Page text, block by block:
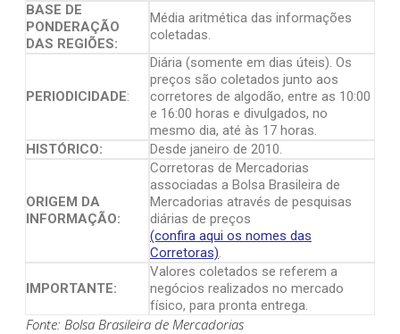
BASE DE
PONDERAÇÃO
DAS REGIÕES:
Média aritmética das informações
coletadas.
PERIODICIDADE:
Diária (somente em dias úteis). Os
preços são coletados junto aos
corretores de algodão, entre as 10:00
e 16:00 horas e divulgados, no
mesmo dia, até às 17 horas.
HISTÓRICO:
Desde janeiro de 2010.
ORIGEM DA
INFORMAÇÃO:
Corretoras de Mercadorias
associadas a Bolsa Brasileira de
Mercadorias através de pesquisas
diárias de preços
(confira aqui os nomes das
Corretoras).
IMPORTANTE:
Valores coletados se referem a
negócios realizados no mercado
físico, para pronta entrega.
Fonte: Bolsa Brasileira de Mercadorias